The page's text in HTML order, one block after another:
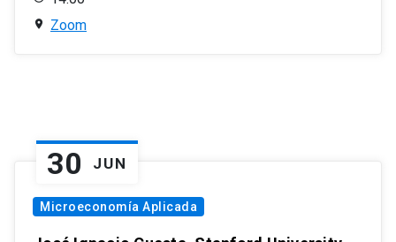
Zoom
30 JUN
Microeconomía Aplicada